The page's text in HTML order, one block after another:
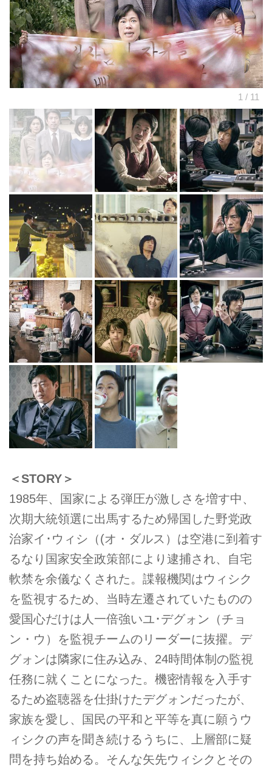
＜STORY＞
1985年、国家による弾圧が激しさを増す中、
次期大統領選に出馬するため帰国した野党政
治家イ･ウィシ（(オ・ダルス）は空港に到着す
るなり国家安全政策部により逮捕され、自宅
軟禁を余儀なくされた。諜報機関はウィシク
を監視するため、当時左遷されていたものの
愛国心だけは人一倍強いユ･デグォン（チョ
ン・ウ）を監視チームのリーダーに抜擢。デ
グォンは隣家に住み込み、24時間体制の監視
任務に就くことになった。機密情報を入手す
るため盗聴器を仕掛けたデグォンだったが、
家族を愛し、国民の平和と平等を真に願うウ
ィシクの声を聞き続けるうちに、上層部に疑
問を持ち始める。そんな矢先ウィシクとその